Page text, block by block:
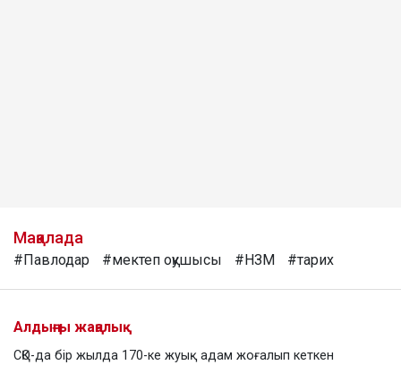
Мақалада
#Павлодар #мектеп оқушысы #НЗМ #тарих
Алдыңғы жаңалық
СҚО-да бір жылда 170-ке жуық адам жоғалып кеткен